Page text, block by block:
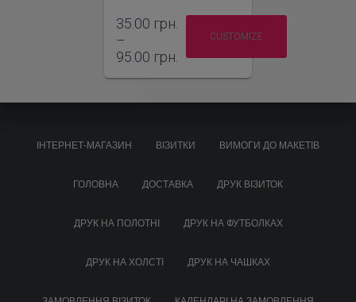
35.00 грн.
–
95.00 грн.
CUSTOMIZE
ІНТЕРНЕТ-МАГАЗИН ВІЗИТКИ ВИМОГИ ДО МАКЕТІВ
ГОЛОВНА ДОСТАВКА ДРУК ВІЗИТОК
ДРУК НА ПОЛОТНІ ДРУК НА ФУТБОЛКАХ
ДРУК НА ХОЛСТІ ДРУК НА ЧАШКАХ